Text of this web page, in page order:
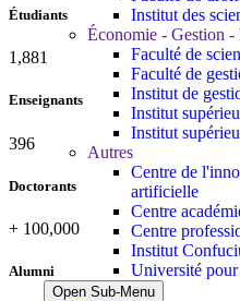
Institut des
Économie - Gestion -
Faculté de
Faculté de
Institut de
Institut
Institut
Autres
Centre de
artificielle
Centre
Centre
Institut
Université pour
Open Sub-Menu
Étudiants
2,052
Enseignants
432
Doctorants
+ 100,000
Alumni